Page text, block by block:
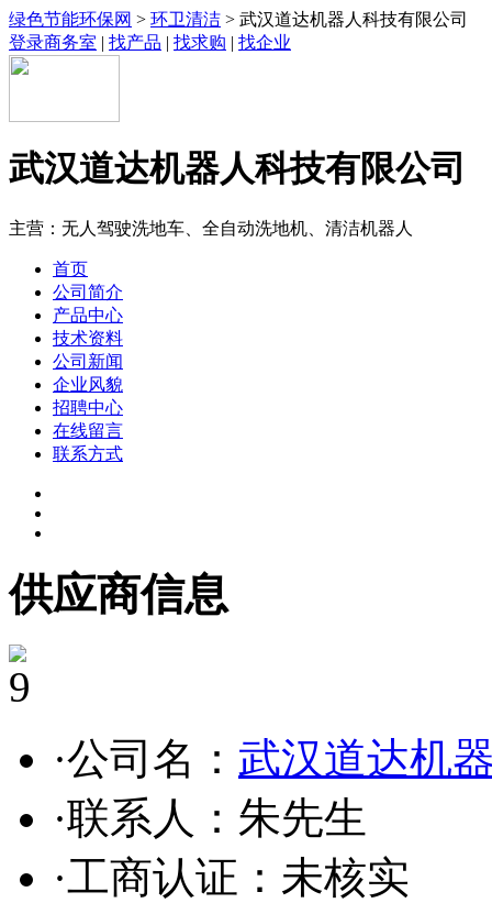
绿色节能环保网 > 环卫清洁 > 武汉道达机器人科技有限公司
登录商务室 | 找产品 | 找求购 | 找企业
武汉道达机器人科技有限公司
主营：无人驾驶洗地车、全自动洗地机、清洁机器人
首页
公司简介
产品中心
技术资料
公司新闻
企业风貌
招聘中心
在线留言
联系方式
供应商信息
9
·公司名： 武汉道达机
·联系人：朱先生
·工商认证： 未核实